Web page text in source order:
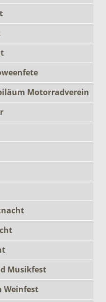
Motorradverein
Musikfest
Weinfest